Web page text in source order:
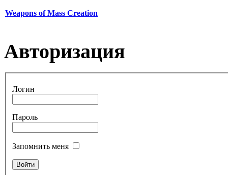
Weapons of Mass Creation
Авторизация
Логин
Пароль
Запомнить меня